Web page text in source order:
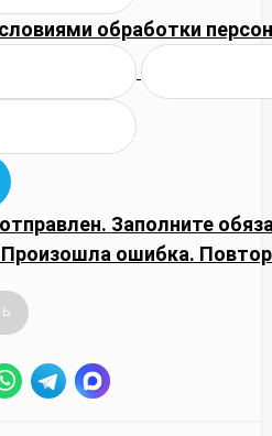
обработки
Заполните
Произошла ошибка.